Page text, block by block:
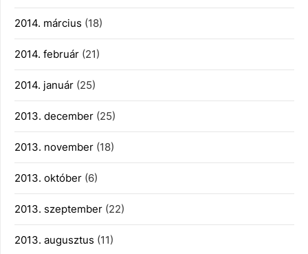
2014. március (18)
2014. február (21)
2014. január (25)
2013. december (25)
2013. november (18)
2013. október (6)
2013. szeptember (22)
2013. augusztus (11)